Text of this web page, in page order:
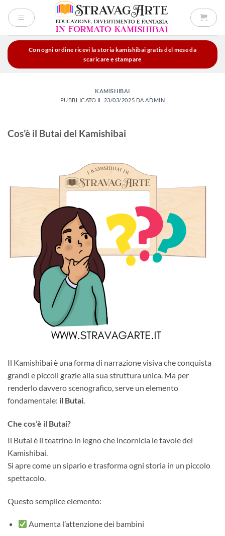
Con ogni ordine ricevi la storia kamishibai gratis del mese da
scaricare e stampare
KAMISHIBAI
PUBBLICATO IL
23/03/2025 DA ADMIN
Cos’è il Butai del Kamishibai
Il Kamishibai è una forma di narrazione visiva che conquista
grandi e piccoli grazie alla sua struttura unica. Ma per
renderlo davvero scenografico, serve un elemento
fondamentale: il Butai.
Che cos’è il Butai?
Il Butai è il teatrino in legno che incornicia le tavole del
Kamishibai.
Si apre come un sipario e trasforma ogni storia in un piccolo
spettacolo.
Questo semplice elemento:
Aumenta l’attenzione dei bambini